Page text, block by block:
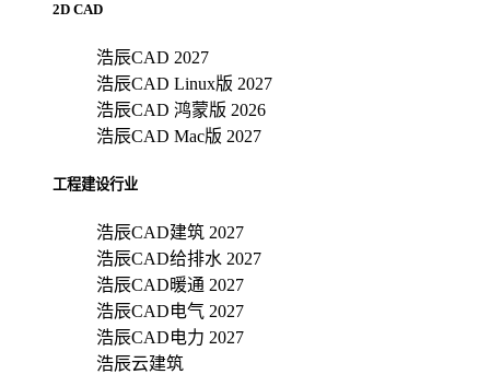
2D CAD
浩辰CAD 2027
浩辰CAD Linux版 2027
浩辰CAD 鸿蒙版 2026
浩辰CAD Mac版 2027
工程建设行业
浩辰CAD建筑 2027
浩辰CAD给排水 2027
浩辰CAD暖通 2027
浩辰CAD电气 2027
浩辰CAD电力 2027
浩辰云建筑